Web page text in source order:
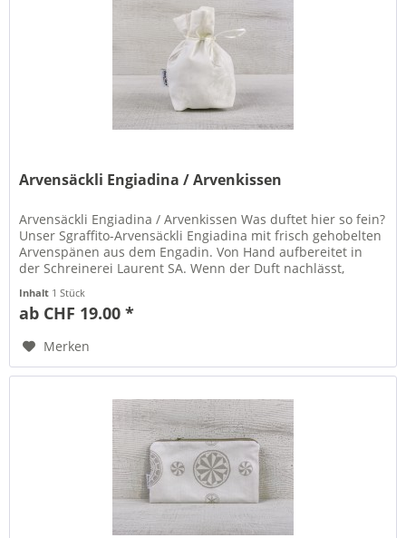
Arvensäckli Engiadina / Arvenkissen
Arvensäckli Engiadina / Arvenkissen Was duftet hier so fein?
Unser Sgraffito-Arvensäckli Engiadina mit frisch gehobelten
Arvenspänen aus dem Engadin. Von Hand aufbereitet in
der Schreinerei Laurent SA. Wenn der Duft nachlässt,
Inhalt 1 Stück
ab CHF 19.00 *
Merken